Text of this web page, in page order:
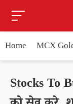
Home MCX
Stocks To